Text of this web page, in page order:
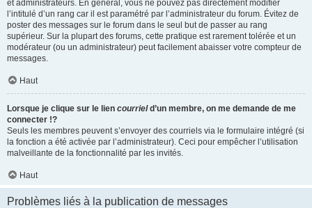
et administrateurs. En général, vous ne pouvez pas directement modifier
l’intitulé d’un rang car il est paramétré par l’administrateur du forum. Évitez de
poster des messages sur le forum dans le seul but de passer au rang
supérieur. Sur la plupart des forums, cette pratique est rarement tolérée et un
modérateur (ou un administrateur) peut facilement abaisser votre compteur de
messages.
Haut
Lorsque je clique sur le lien courrield’un membre, on me demande de me
connecter !?
Seuls les membres peuvent s’envoyer des courriels via le formulaire intégré (si
la fonction a été activée par l’administrateur). Ceci pour empêcher l’utilisation
malveillante de la fonctionnalité par les invités.
Haut
Problèmes liés à la publication de messages